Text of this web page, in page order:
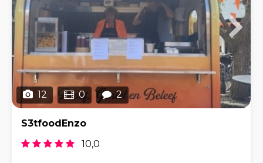
12 0 2
S3tfoodEnzo
10,0